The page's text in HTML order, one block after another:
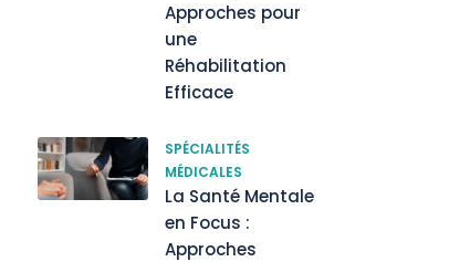
Approches pour
une
Réhabilitation
Efficace
SPÉCIALITÉS
MÉDICALES
La Santé Mentale
en Focus :
Approches